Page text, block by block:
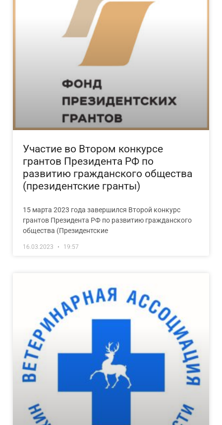
Участие во Втором конкурсе
грантов Президента РФ по
развитию гражданского общества
(президентские гранты)
15 марта 2023 года завершился Второй конкурс
грантов Президента РФ по развитию гражданского
общества (Президентские
16.03.2023 19:57